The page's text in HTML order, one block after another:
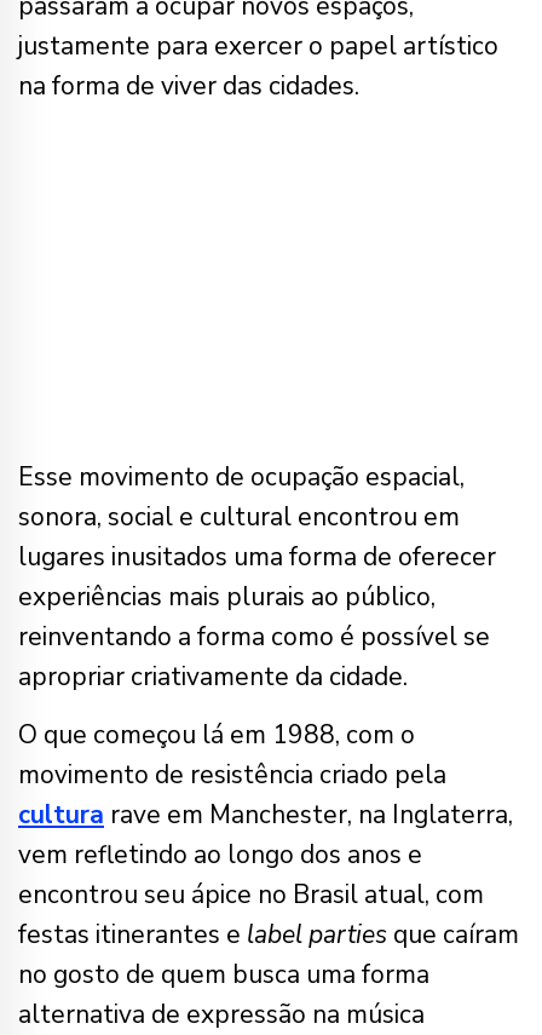
justamente para exercer o papel artístico
na forma de viver das cidades.
Esse movimento de ocupação espacial,
sonora, social e cultural encontrou em
lugares inusitados uma forma de oferecer
experiências mais plurais ao público,
reinventando a forma como é possível se
apropriar criativamente da cidade.
O que começou lá em 1988, com o
movimento de resistência criado pela
cultura rave em Manchester, na Inglaterra,
vem refletindo ao longo dos anos e
encontrou seu ápice no Brasil atual, com
festas itinerantes e label parties que caíram
no gosto de quem busca uma forma
alternativa de expressão na música